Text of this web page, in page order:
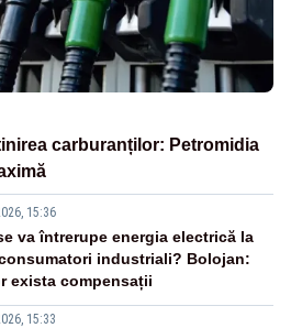
carburanților: Petromidia
15:36
va întrerupe energia electrică la
industriali? Bolojan:
exista compensații
15:33